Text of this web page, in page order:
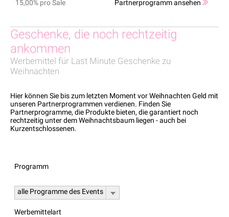
15,00% pro Sale Partnerprogramm ansehen
Geschenke, die noch rechtzeitig
ankommen
Werbemittel für Last Minute Geschenke zu
Weihnachten
Hier können Sie bis zum letzten Moment vor Weihnachten Geld mit
unseren Partnerprogrammen verdienen. Finden Sie
Partnerprogramme, die Produkte bieten, die garantiert noch
rechtzeitig unter dem Weihnachtsbaum liegen - auch bei
Kurzentschlossenen.
Programm
alle Programme des Events
Werbemittelart